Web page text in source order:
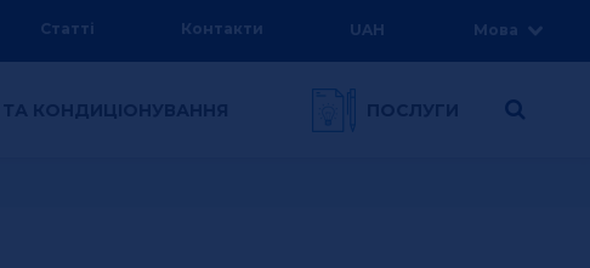
Статті Контакти UAH Мова